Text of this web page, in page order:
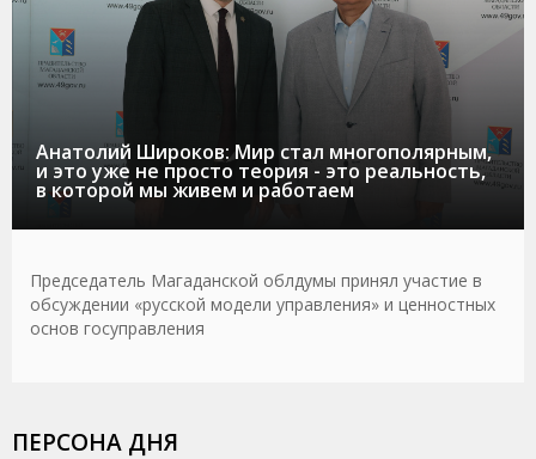
Анатолий Широков: Мир стал многополярным,
и это уже не просто теория - это реальность,
в которой мы живем и работаем
Председатель Магаданской облдумы принял участие в
обсуждении «русской модели управления» и ценностных
основ госуправления
ПЕРСОНА ДНЯ